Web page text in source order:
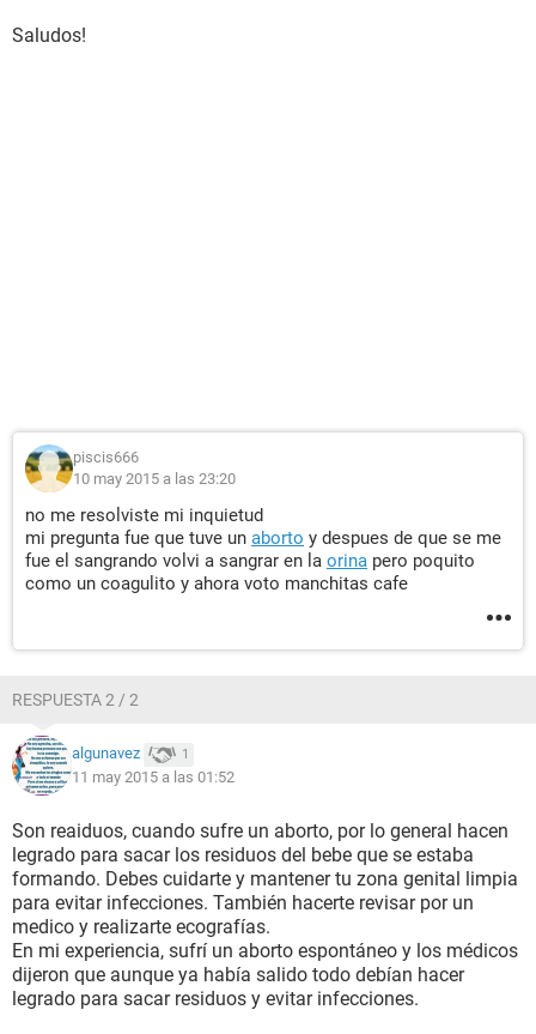
Saludos!
piscis666
10 may 2015 a las 23:20
no me resolviste mi inquietud
mi pregunta fue que tuve un aborto y despues de que se me
fue el sangrando volvi a sangrar en la orina pero poquito
como un coagulito y ahora voto manchitas cafe
RESPUESTA 2 / 2
algunavez 1
11 may 2015 a las 01:52
Son reaiduos, cuando sufre un aborto, por lo general hacen
legrado para sacar los residuos del bebe que se estaba
formando. Debes cuidarte y mantener tu zona genital limpia
para evitar infecciones. También hacerte revisar por un
medico y realizarte ecografías.
En mi experiencia, sufrí un aborto espontáneo y los médicos
dijeron que aunque ya había salido todo debían hacer
legrado para sacar residuos y evitar infecciones.